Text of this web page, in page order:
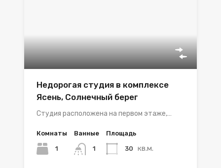
Недорогая студия в комплексе
Ясень, Солнечный берег
Студия расположена на первом этаже,…
Комнаты
1
Ванные
1
Площадь
30 кв.м.